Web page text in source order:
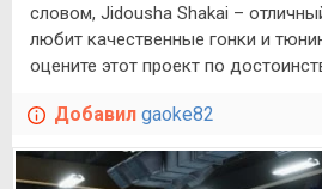
словом, Jidousha Shakai –
любит качественные гонки и
оцените этот проект по
Добавил gaoke82